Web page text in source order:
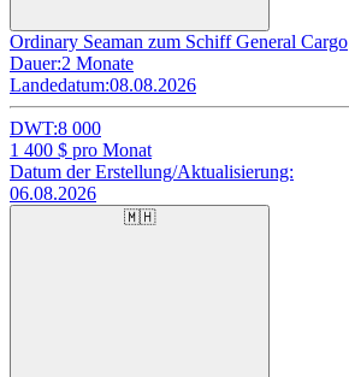
Ordinary Seaman zum Schiff General Cargo
Dauer:2 Monate
Landedatum:08.08.2026
DWT:8 000
1 400 $ pro Monat
Datum der Erstellung/Aktualisierung:
06.08.2026
🇲🇭